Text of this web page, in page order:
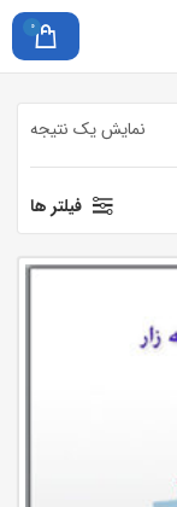
0
نمایش یک نتیجه
فیلتر ها